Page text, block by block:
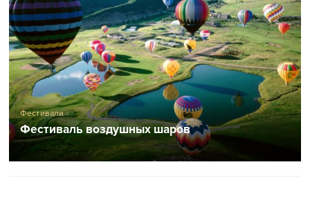
Фестивали
Фестиваль воздушных шаров